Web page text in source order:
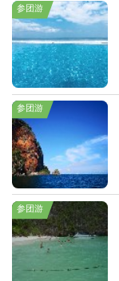
参团游
参团游
参团游